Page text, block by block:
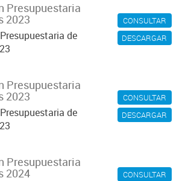
CONSULTAR
DESCARGAR
Presupuestaria
2023
de
CONSULTAR
DESCARGAR
Presupuestaria
2023
de
CONSULTAR
Presupuestaria
2024